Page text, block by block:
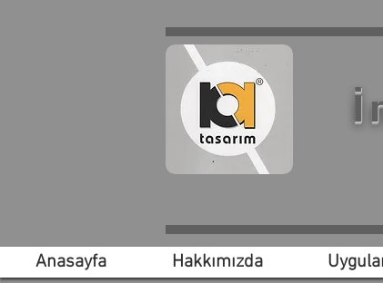
Anasayfa Hakkımızda